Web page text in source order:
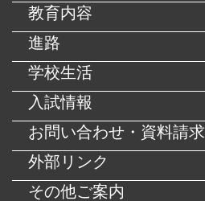
教育内容
進路
学校生活
入試情報
お問い合わせ・資料請求
外部リンク
その他ご案内